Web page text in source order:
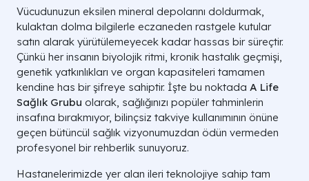
Vücudunuzun eksilen mineral depolarını doldurmak,
kulaktan dolma bilgilerle eczaneden rastgele kutular
satın alarak yürütülemeyecek kadar hassas bir süreçtir.
Çünkü her insanın biyolojik ritmi, kronik hastalık geçmişi,
genetik yatkınlıkları ve organ kapasiteleri tamamen
kendine has bir şifreye sahiptir. İşte bu noktada A Life
Sağlık Grubu olarak, sağlığınızı popüler tahminlerin
insafına bırakmıyor, bilinçsiz takviye kullanımının önüne
geçen bütüncül sağlık vizyonumuzdan ödün vermeden
profesyonel bir rehberlik sunuyoruz.
Hastanelerimizde yer alan ileri teknolojiye sahip tam